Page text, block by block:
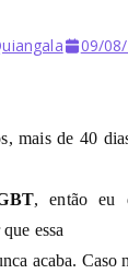
09/
mais de 40
, então eu
essa
acaba. Caso